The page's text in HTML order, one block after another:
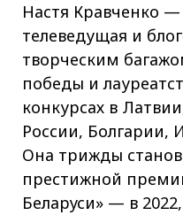
Настя Кравченко —
телеведущая и
творческим
победы и
конкурсах в
России, Болгарии,
Она трижды
престижной
Беларуси» — в